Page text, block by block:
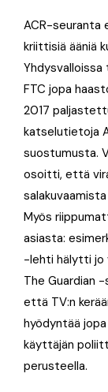
ACR-seuranta
kriittisiä ääniä
FTC jopa
2017
katselutietoja
suostumusta.
osoitti, että
Myös
asiasta:
-lehti hälytti jo
The Guardian
että TV:n
hyödyntää
käyttäjän
perusteella.